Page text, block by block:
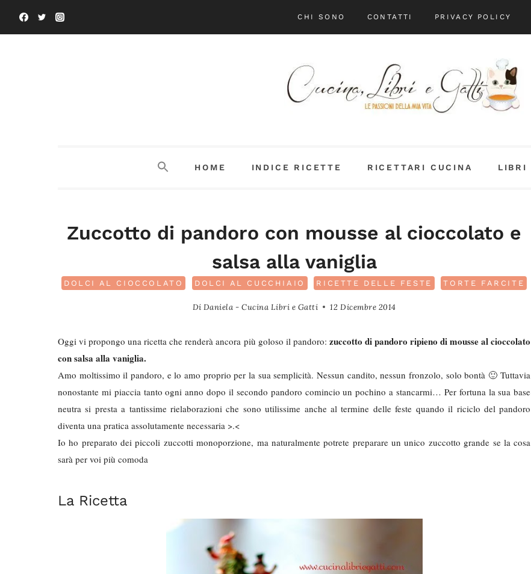
CHI SONO CONTATTI PRIVACY POLICY
HOME INDICE RICETTE RICETTARI CUCINA LIBRI
Zuccotto di pandoro con mousse al cioccolato e
salsa alla vaniglia
DOLCI AL CIOCCOLATO DOLCI AL CUCCHIAIO RICETTE DELLE FESTE TORTE FARCITE
Di Daniela - Cucina Libri e Gatti 12 Dicembre 2014
Oggi vi propongo una ricetta che renderà ancora più goloso il pandoro: zuccotto di pandoro ripieno di mousse al cioccolato
con salsa alla vaniglia.
Amo moltissimo il pandoro, e lo amo proprio per la sua semplicità. Nessun candito, nessun fronzolo, solo bontà 🙂 Tuttavia
nonostante mi piaccia tanto ogni anno dopo il secondo pandoro comincio un pochino a stancarmi… Per fortuna la sua base
neutra si presta a tantissime rielaborazioni che sono utilissime anche al termine delle feste quando il riciclo del pandoro
diventa una pratica assolutamente necessaria >.<
Io ho preparato dei piccoli zuccotti monoporzione, ma naturalmente potrete preparare un unico zuccotto grande se la cosa
sarà per voi più comoda
La Ricetta